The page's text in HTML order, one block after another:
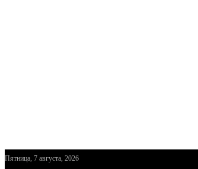
Пятница, 7 августа, 2026